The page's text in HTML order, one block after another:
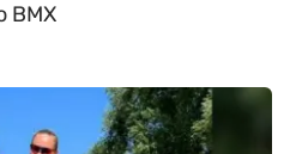
BMX